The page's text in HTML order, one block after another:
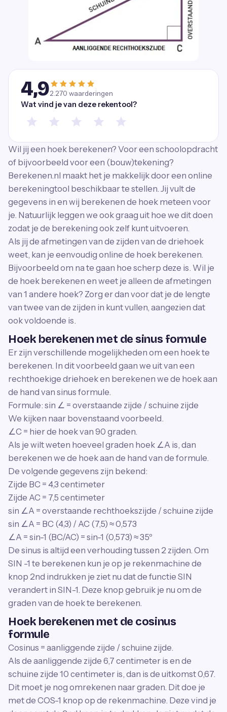
4,92.270 waarderingen
Wat vind je van deze rekentool?
Wil jij een hoek berekenen? Voor een schoolopdracht
of bijvoorbeeld voor een (bouw)tekening?
Berekenen.nl maakt het je makkelijk door een online
berekeningtool beschikbaar te stellen. Jij vult de
gegevens in en wij berekenen de hoek meteen voor
je. Natuurlijk leggen we ook graag uit hoe we dit doen
zodat je de berekening ook zelf kunt uitvoeren.
Als jij de afmetingen van de zijden van de driehoek
weet, kan je eenvoudig online de hoek berekenen.
Bijvoorbeeld om na te gaan hoe scherp deze is. Wil je
de hoek berekenen en weet je alleen de afmetingen
van 1 andere hoek? Zorg er dan voor dat je de lengte
van twee van de zijden in kunt vullen, aangezien dat
ook voldoende is.
Hoek berekenen met de sinus formule
Er zijn verschillende mogelijkheden om een hoek te
berekenen. In dit voorbeeld gaan we uit van een
rechthoekige driehoek en berekenen we de hoek aan
de hand van sinus formule.
Formule: sin ∠ = overstaande zijde / schuine zijde
We kijken naar bovenstaand voorbeeld.
∠C = hier de hoek van 90 graden.
Als je wilt weten hoeveel graden hoek ∠A is, dan
berekenen we de hoek aan de hand van de formule.
De volgende gegevens zijn bekend:
Zijde BC = 4,3 centimeter
Zijde AC = 7,5 centimeter
sin ∠A = overstaande rechthoekszijde / schuine zijde
sin ∠A = BC (4,3) / AC (7,5) ≈ 0,573
∠A = sin-1 (BC/AC) = sin-1 (0,573) ≈ 35º
De sinus is altijd een verhouding tussen 2 zijden. Om
SIN -1 te berekenen kun je op je rekenmachine de
knop 2nd indrukken je ziet nu dat de functie SIN
verandert in SIN-1. Deze knop gebruik je nu om de
graden van de hoek te berekenen.
Hoek berekenen met de cosinus
formule
Cosinus = aanliggende zijde / schuine zijde.
Als de aanliggende zijde 6,7 centimeter is en de
schuine zijde 10 centimeter is, dan is de uitkomst 0,67.
Dit moet je nog omrekenen naar graden. Dit doe je
met de COS-1 knop op de rekenmachine. Deze vind je